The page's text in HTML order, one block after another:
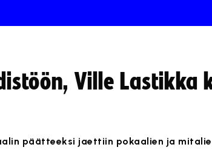
Ville Lastikka
päätteeksi jaettiin pokaalien ja